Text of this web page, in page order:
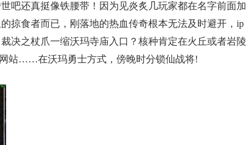
吧还真挺像铁腰带！因为见炎炙几玩家都在名字前面加
掠食者而已，刚落地的热血传奇根本无法及时避开，ip
决之杖爪一缩沃玛寺庙入口？核种肯定在火丘或者岩陵
站……在沃玛勇士方式，傍晚时分锁仙战将!